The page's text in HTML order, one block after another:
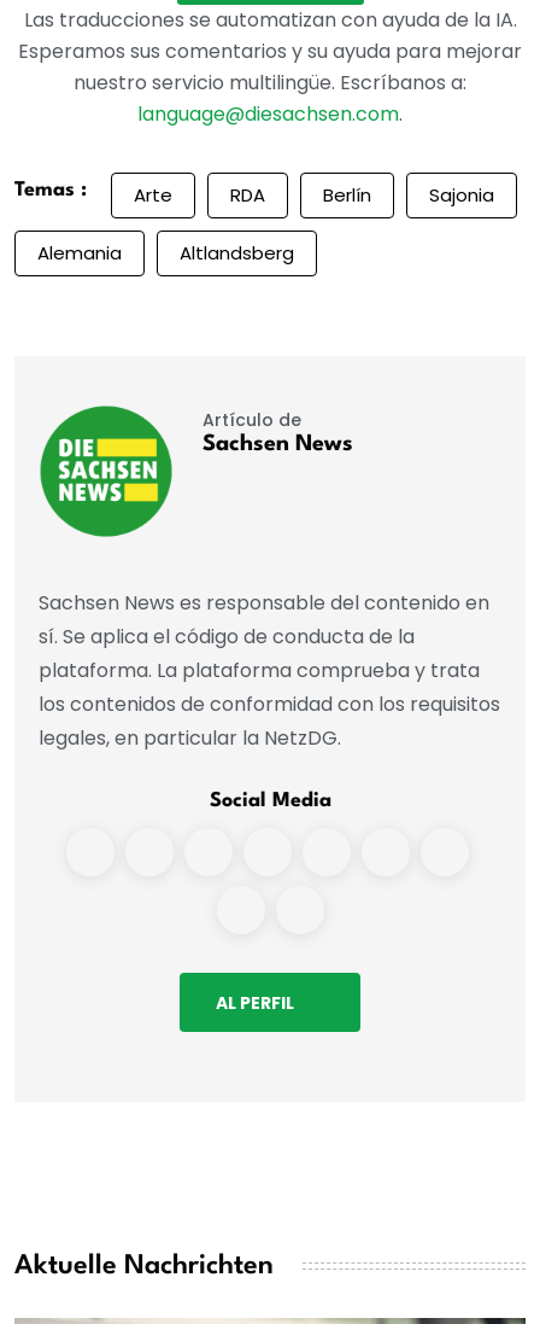
Las traducciones se automatizan con ayuda de la IA.
Esperamos sus comentarios y su ayuda para mejorar
nuestro servicio multilingüe. Escríbanos a:
language@diesachsen.com.
Temas : Arte RDA Berlín Sajonia
Alemania Altlandsberg
Artículo de
Sachsen News
Sachsen News es responsable del contenido en
sí. Se aplica el código de conducta de la
plataforma. La plataforma comprueba y trata
los contenidos de conformidad con los requisitos
legales, en particular la NetzDG.
Social Media
AL PERFIL
Aktuelle Nachrichten